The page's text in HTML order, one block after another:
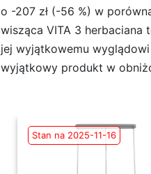
o -207 zł (-56 %) w
wisząca VITA 3
jej wyjątkowemu
wyjątkowy produkt w
Stan na 2025-11-16